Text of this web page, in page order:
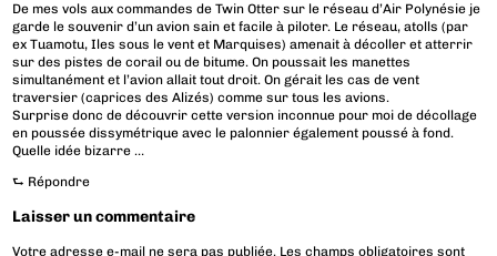
De mes vols aux commandes de Twin Otter sur le réseau d’Air Polynésie je
garde le souvenir d’un avion sain et facile à piloter. Le réseau, atolls (par
ex Tuamotu, Iles sous le vent et Marquises) amenait à décoller et atterrir
sur des pistes de corail ou de bitume. On poussait les manettes
simultanément et l’avion allait tout droit. On gérait les cas de vent
traversier (caprices des Alizés) comme sur tous les avions.
Surprise donc de découvrir cette version inconnue pour moi de décollage
en poussée dissymétrique avec le palonnier également poussé à fond.
Quelle idée bizarre …
⮑ Répondre
Laisser un commentaire
Votre adresse e-mail ne sera pas publiée. Les champs obligatoires sont